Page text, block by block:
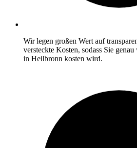
Wir legen großen Wert auf
versteckte Kosten, sodass Sie
in Heilbronn kosten wird.